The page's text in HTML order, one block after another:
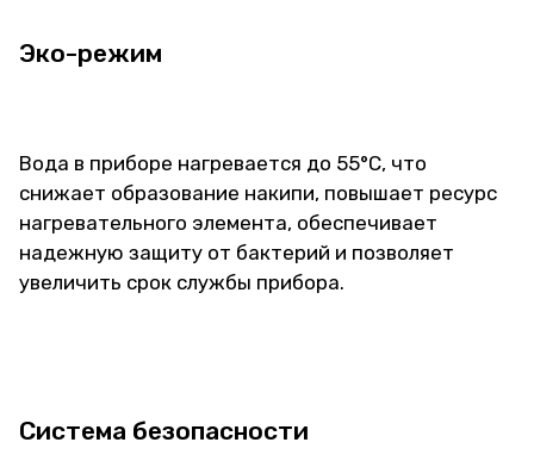
Эко-режим
Вода в приборе нагревается до 55°C, что
снижает образование накипи, повышает ресурс
нагревательного элемента, обеспечивает
надежную защиту от бактерий и позволяет
увеличить срок службы прибора.
Система безопасности